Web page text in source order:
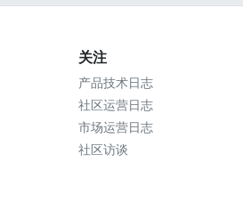
关注
产品技术日志
社区运营日志
市场运营日志
社区访谈